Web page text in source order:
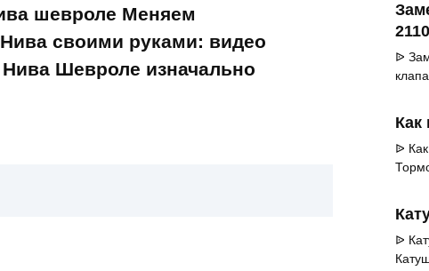
шевроле Меняем
своими руками: видео
Шевроле изначально
ᐉ
Как
ᐉ Как
ᐉ